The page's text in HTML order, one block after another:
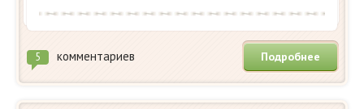
5 комментариев Подробнее